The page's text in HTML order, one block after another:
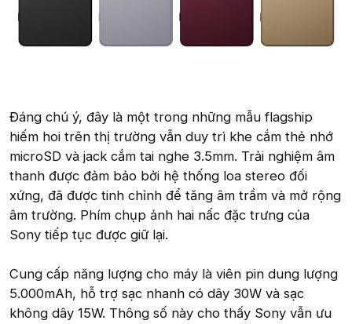
Đáng chú ý, đây là một trong những mẫu flagship
hiếm hoi trên thị trường vẫn duy trì khe cắm thẻ nhớ
microSD và jack cắm tai nghe 3.5mm. Trải nghiệm âm
thanh được đảm bảo bởi hệ thống loa stereo đối
xứng, đã được tinh chỉnh để tăng âm trầm và mở rộng
âm trường. Phím chụp ảnh hai nấc đặc trưng của
Sony tiếp tục được giữ lại.
Cung cấp năng lượng cho máy là viên pin dung lượng
5.000mAh, hỗ trợ sạc nhanh có dây 30W và sạc
không dây 15W. Thông số này cho thấy Sony vẫn ưu